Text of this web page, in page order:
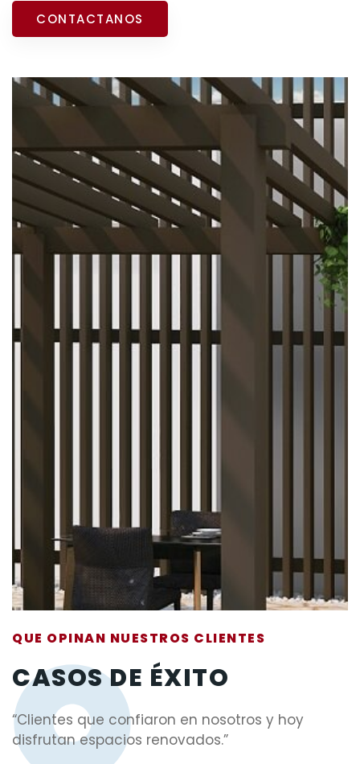
CONTACTANOS
QUE OPINAN NUESTROS CLIENTES
CASOS DE ÉXITO
“Clientes que confiaron en nosotros y hoy
disfrutan espacios renovados.”